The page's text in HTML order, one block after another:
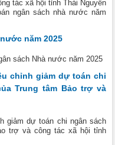
tác xã hội tỉnh Thái Nguyên
ngân sách nhà nước năm
năm 2025
sách Nhà nước năm 2025
chỉnh giảm dự toán chi
Trung tâm Bảo trợ và
giảm dự toán chi ngân sách
trợ và công tác xã hội tỉnh